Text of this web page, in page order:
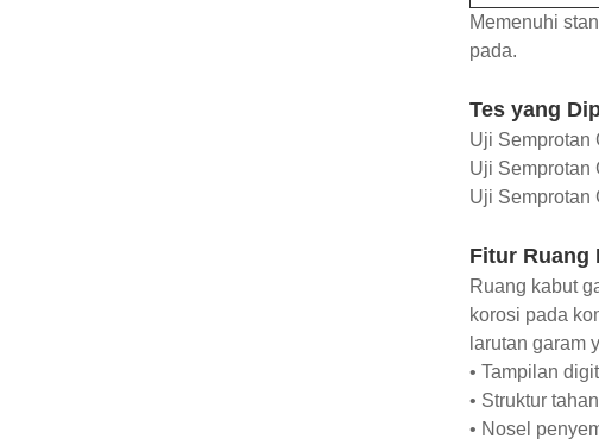
Memenuhi
pada.
Tes yang
Uji Semprotan
Uji Semprotan
Uji Semprotan
Fitur Ruang
Ruang kabut
korosi pada
larutan garam
• Tampilan
• Struktur
• Nosel